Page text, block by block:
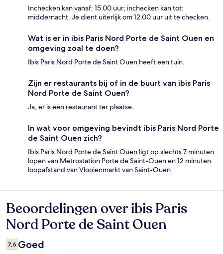
Inchecken kan vanaf: 15.00 uur; inchecken kan tot:
middernacht. Je dient uiterlijk om 12.00 uur uit te checken.
Wat is er in ibis Paris Nord Porte de Saint Ouen en
omgeving zoal te doen?
Ibis Paris Nord Porte de Saint Ouen heeft een tuin.
Zijn er restaurants bij of in de buurt van ibis Paris
Nord Porte de Saint Ouen?
Ja, er is een restaurant ter plaatse.
In wat voor omgeving bevindt ibis Paris Nord Porte
de Saint Ouen zich?
Ibis Paris Nord Porte de Saint Ouen ligt op slechts 7 minuten
lopen van Metrostation Porte de Saint-Ouen en 12 minuten
loopafstand van Vlooienmarkt van Saint-Ouen.
Beoordelingen
Beoordelingen over ibis Paris
Nord Porte de Saint Ouen
7,6 Goed